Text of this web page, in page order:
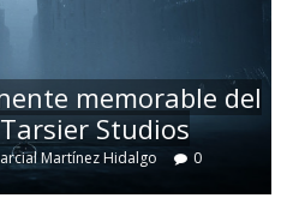
memorable del
Studios
Martínez Hidalgo 0